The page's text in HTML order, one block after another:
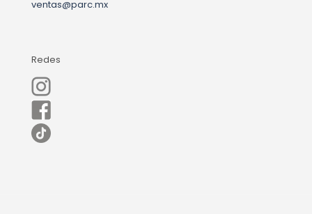
ventas@parc.mx
Redes